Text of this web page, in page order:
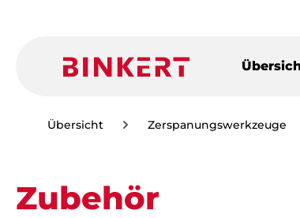
Übersicht Zerspanungswerkzeuge
Zubehör